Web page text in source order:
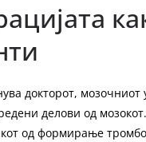
докторот,
делови од
од формирање